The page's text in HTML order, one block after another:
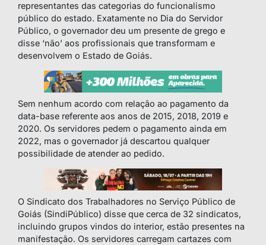
representantes das categorias do funcionalismo
público do estado. Exatamente no Dia do Servidor
Público, o governador deu um presente de grego e
disse ‘não’ aos profissionais que transformam e
desenvolvem o Estado de Goiás.
Sem nenhum acordo com relação ao pagamento da
data-base referente aos anos de 2015, 2018, 2019 e
2020. Os servidores pedem o pagamento ainda em
2022, mas o governador já descartou qualquer
possibilidade de atender ao pedido.
O Sindicato dos Trabalhadores no Serviço Público de
Goiás (SindiPúblico) disse que cerca de 32 sindicatos,
incluindo grupos vindos do interior, estão presentes na
manifestação. Os servidores carregam cartazes com